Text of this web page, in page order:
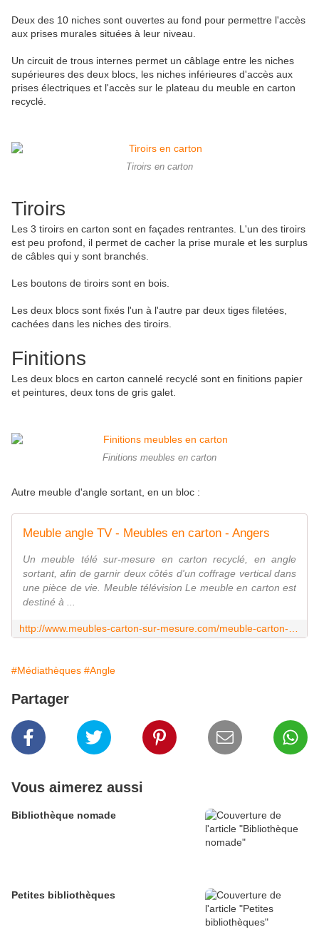
Deux des 10 niches sont ouvertes au fond pour permettre l'accès
aux prises murales situées à leur niveau.
Un circuit de trous internes permet un câblage entre les niches
supérieures des deux blocs, les niches inférieures d'accès aux
prises électriques et l'accès sur le plateau du meuble en carton
recyclé.
Tiroirs en carton
Tiroirs
Les 3 tiroirs en carton sont en façades rentrantes. L'un des tiroirs
est peu profond, il permet de cacher la prise murale et les surplus
de câbles qui y sont branchés.
Les boutons de tiroirs sont en bois.
Les deux blocs sont fixés l'un à l'autre par deux tiges filetées,
cachées dans les niches des tiroirs.
Finitions
Les deux blocs en carton cannelé recyclé sont en finitions papier
et peintures, deux tons de gris galet.
Finitions meubles en carton
Autre meuble d'angle sortant, en un bloc :
Meuble angle TV - Meubles en carton - Angers
Un meuble télé sur-mesure en carton recyclé, en angle
sortant, afin de garnir deux côtés d'un coffrage vertical dans
une pièce de vie. Meuble télévision Le meuble en carton est
destiné à ...
#Médiathèques #Angle
Partager
Vous aimerez aussi
Bibliothèque nomade
Petites bibliothèques